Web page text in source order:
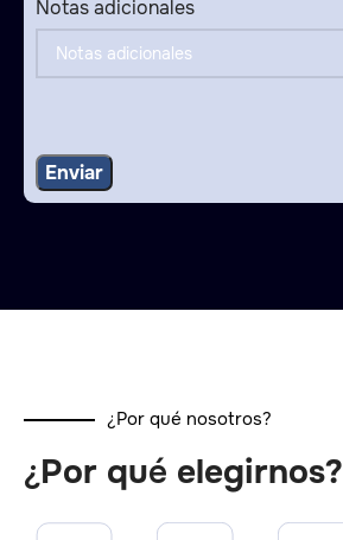
Notas adicionales
¿Por qué nosotros?
¿Por qué elegirnos?